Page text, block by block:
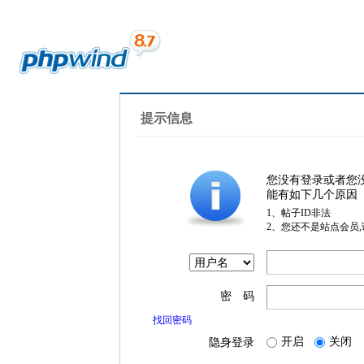
提示信息
您没有登录或者您
能有如下几个原因
1、帖子ID非法
2、您还不是站点会员
密 码
找回密码
隐身登录 开启 关闭